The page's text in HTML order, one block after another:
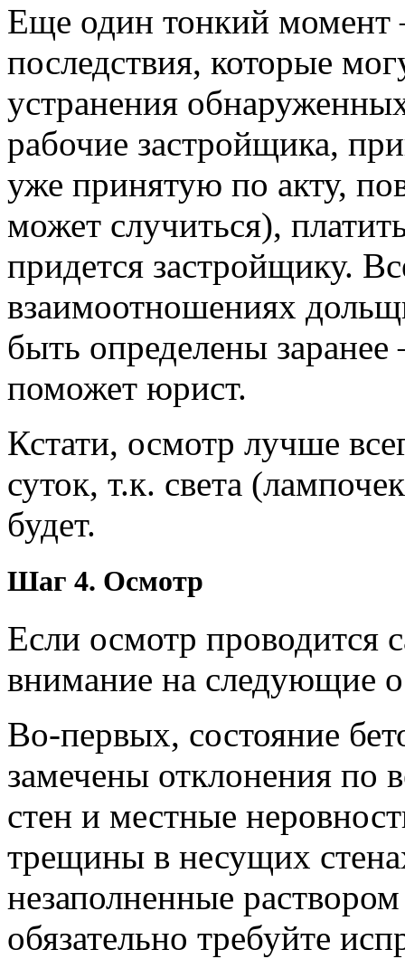
Еще один тонкий момент
последствия, которые
устранения
рабочие застройщика,
уже принятую по акту,
может случиться),
придется застройщику.
взаимоотношениях
быть определены
поможет юрист.
Кстати, осмотр лучше
суток, т.к. света
будет.
Шаг 4. Осмотр
Если осмотр проводится
внимание на следующие
Во-первых, состояние
замечены отклонения по
стен и местные
трещины в несущих
незаполненные
обязательно требуйте